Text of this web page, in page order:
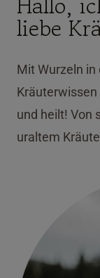
liebe
Mit Wurzeln in
und heilt! Von
uraltem